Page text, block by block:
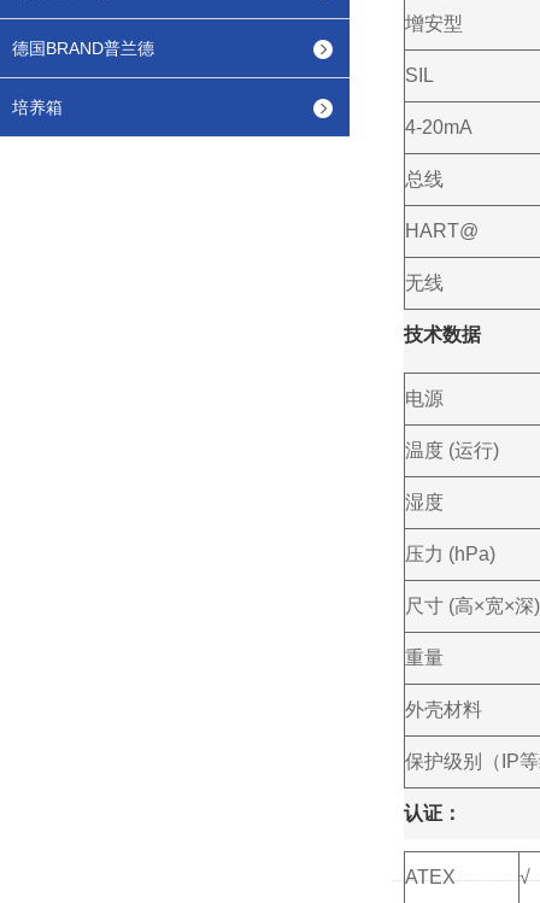
德国BRAND普兰德
培养箱
增安型
SIL
4-20mA
总线
HART@
无线
技术数据
电源
温度 (运行)
湿度
压力 (hPa)
尺寸 (高×宽×深)
重量
外壳材料
保护级别（IP
认证：
ATEX √